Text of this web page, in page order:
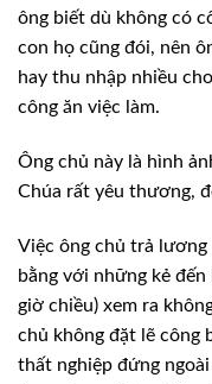
ông biết dù không có
con họ cũng đói, nên
hay thu nhập nhiều
công ăn việc làm.
Ông chủ này là hình
Chúa rất yêu thương,
Việc ông chủ trả
bằng với những kẻ
giờ chiều) xem ra
chủ không đặt lẽ công
thất nghiệp đứng